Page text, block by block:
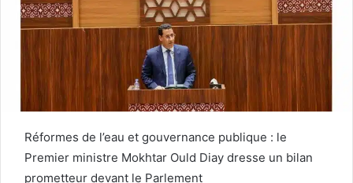
Réformes de l’eau et gouvernance publique : le
Premier ministre Mokhtar Ould Diay dresse un bilan
prometteur devant le Parlement